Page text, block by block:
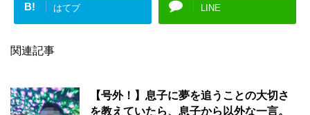
B! はてブ LINE
関連記事
【号外！】息子に夢を追うことの大切さ
を教えていたら、息子から以外な一言。